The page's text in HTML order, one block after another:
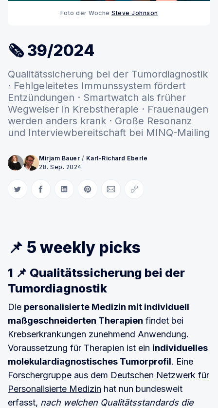
Foto der Woche Steve Johnson
🗞 39/2024
Qualitätssicherung bei der Tumordiagnostik
· Fehlgeleitetes Immunssystem fördert
Entzündungen · Smartwatch als früher
Wegweiser in Krebstherapie · Frauenaugen
werden anders krank · Große Resonanz
und Interviewbereitschaft bei MINQ-Mailing
Mirjam Bauer / Karl-Richard Eberle
28. Sep. 2024
Auf Twitter teilen
Auf Facebook teilen
Auf LinkedIn teilen
Auf Pinterest teilen
Per E-Mail teilen
Link kopieren
📌 5 weekly picks
1 📌 Qualitätssicherung bei der
Tumordiagnostik
Die personalisierte Medizin mit individuell
maßgeschneiderten Therapien findet bei
Krebserkrankungen zunehmend Anwendung.
Voraussetzung für Therapien ist ein individuelles
molekulardiagnostisches Tumorprofil. Eine
Forschergruppe aus dem Deutschen Netzwerk für
Personalisierte Medizin hat nun bundesweit
erfasst, nach welchen Qualitätsstandards die